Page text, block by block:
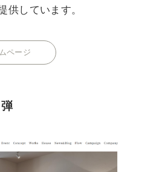
供しています。
ページ